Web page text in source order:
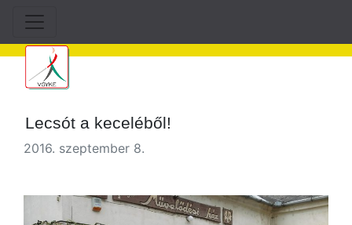
Lecsót a keceléből!
2016. szeptember 8.